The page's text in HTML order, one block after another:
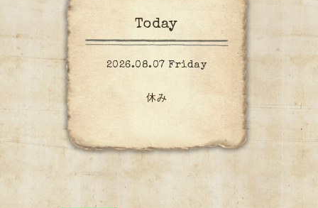
Today
2026.08.07 Friday
休み